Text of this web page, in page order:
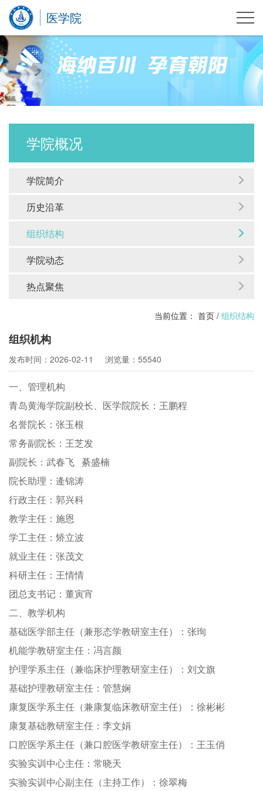
医学院
学院概况
学院简介
历史沿革
组织结构
学院动态
热点聚焦
当前位置： 首页 / 组织结构
组织机构
发布时间：2026-02-11 浏览量：55540
一、管理机构
青岛黄海学院副校长、医学院院长：王鹏程
名誉院长：张玉根
常务副院长：王芝发
副院长：武春飞 綦盛楠
院长助理：逄锦涛
行政主任：郭兴科
教学主任：施恩
学工主任：矫立波
就业主任：张茂文
科研主任：王情情
团总支书记：董寅宵
二、教学机构
基础医学部主任（兼形态学教研室主任）：张珣
机能学教研室主任：冯言颜
护理学系主任（兼临床护理教研室主任）：刘文旗
基础护理教研室主任：管慧娴
康复医学系主任（兼康复临床教研室主任）：徐彬彬
康复基础教研室主任：李文娟
口腔医学系主任（兼口腔医学教研室主任）：王玉俏
实验实训中心主任：常晓天
实验实训中心副主任（主持工作）：徐翠梅